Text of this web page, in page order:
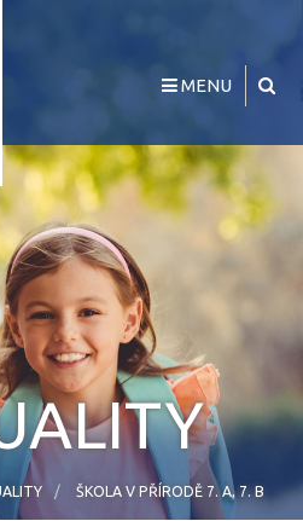
MENU
ŠKOLA V PŘÍRODĚ 7. A, 7. B